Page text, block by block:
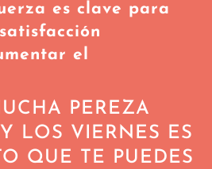
es clave para
el
PEREZA
LOS VIERNES ES
QUE TE PUEDES